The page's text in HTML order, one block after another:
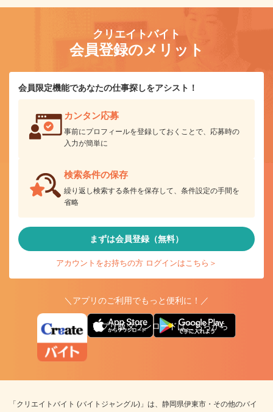
クリエイトバイト
会員登録のメリット
会員限定機能であなたの仕事探しをアシスト！
カンタン応募
事前にプロフィールを登録しておくことで、応募時の
入力が簡単に
検索条件の保存
繰り返し検索する条件を保存して、条件設定の手間を
省略
まずは会員登録（無料）
アカウントをお持ちの方 ログインはこちら＞
＼アプリのご利用でもっと便利に！／
アプリ版ダウンロードはこちらから
「クリエイトバイト (バイトジャングル)」は、静岡県伊東市・その他のバイ